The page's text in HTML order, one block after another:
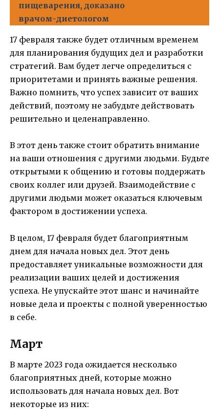
пищеварения, доказано
врачом-диетологом
17 февраля также будет отличным временем
для планирования будущих дел и разработки
стратегий. Вам будет легче определиться с
приоритетами и принять важные решения.
Важно помнить, что успех зависит от ваших
действий, поэтому не забудьте действовать
решительно и целенаправленно.
В этот день также стоит обратить внимание
на ваши отношения с другими людьми. Будьте
открытыми к общению и готовы поддержать
своих коллег или друзей. Взаимодействие с
другими людьми может оказаться ключевым
фактором в достижении успеха.
В целом, 17 февраля будет благоприятным
днем для начала новых дел. Этот день
предоставляет уникальные возможности для
реализации ваших целей и достижения
успеха. Не упускайте этот шанс и начинайте
новые дела и проекты с полной уверенностью
в себе.
Март
В марте 2023 года ожидается несколько
благоприятных дней, которые можно
использовать для начала новых дел. Вот
некоторые из них: